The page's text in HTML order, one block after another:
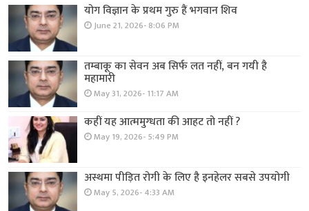
योग विज्ञान के प्रथम गुरु हैं भगवान शिव
June 21, 2026- 8:06 PM
तम्बाकू का सेवन अब सिर्फ लत नहीं, बन गयी है
महामारी
May 31, 2026- 11:17 AM
कहीं यह आत्ममुग्धता की आहट तो नहीं ?
May 19, 2026- 5:49 PM
अस्थमा पीड़ित रोगी के लिए है इनहेलर सबसे उपयोगी
May 5, 2026- 4:33 AM